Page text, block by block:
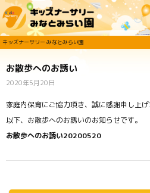
キッズ
キッズナーサリー みなとみらい園
お散歩へのお誘い
2020年5月20日
家庭内保育にご協力頂き、誠に感謝申し上げ
以下、お散歩へのお誘いのお知らせです。
お散歩へのお誘い20200520